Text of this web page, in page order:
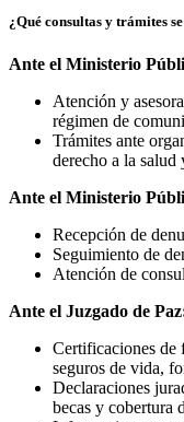
¿Qué consultas y trámites
Ante el Ministerio
Atención y
régimen de
Trámites ante
derecho a la salud
Ante el Ministerio
Recepción de
Seguimiento de
Atención de
Ante el Juzgado de
Certificaciones de
seguros de vida,
Declaraciones
becas y cobertura